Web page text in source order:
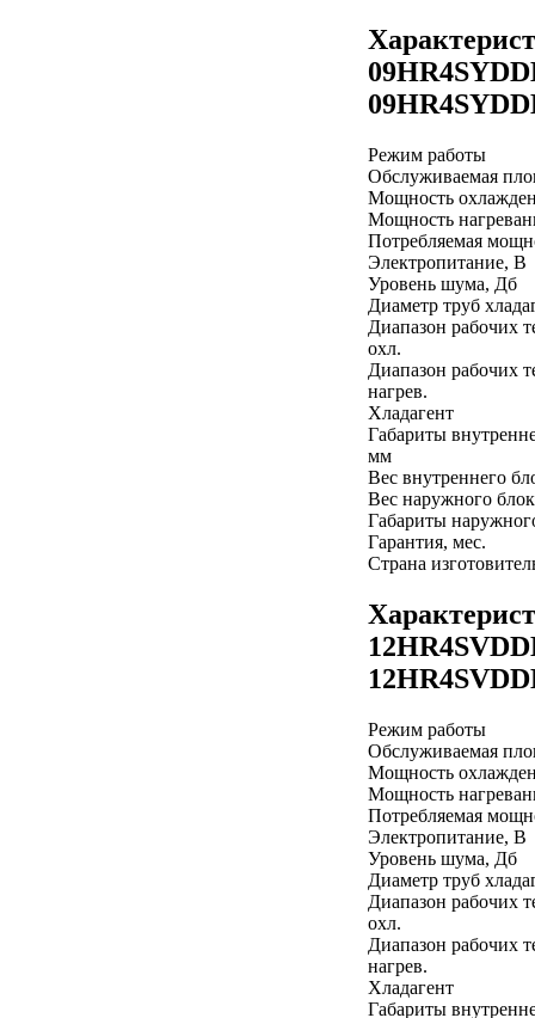
Режим работы
Обслуживаемая
Мощность
Мощность
Потребляемая
Электропитание, В
Уровень шума, Дб
Диаметр труб
Диапазон рабочих
охл.
Диапазон рабочих
нагрев.
Хладагент
Габариты
мм
Вес внутреннего
Вес наружного
Габариты
Гарантия, мес.
Страна
Режим работы
Обслуживаемая
Мощность
Мощность
Потребляемая
Электропитание, В
Уровень шума, Дб
Диаметр труб
Диапазон рабочих
охл.
Диапазон рабочих
нагрев.
Хладагент
Габариты